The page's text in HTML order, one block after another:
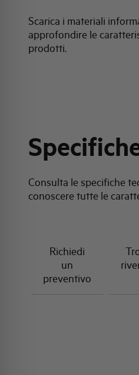
Scarica i materiali
approfondire le
prodotti.
Consulta le specifiche
conoscere tutte le
Richiedi
un
preventivo